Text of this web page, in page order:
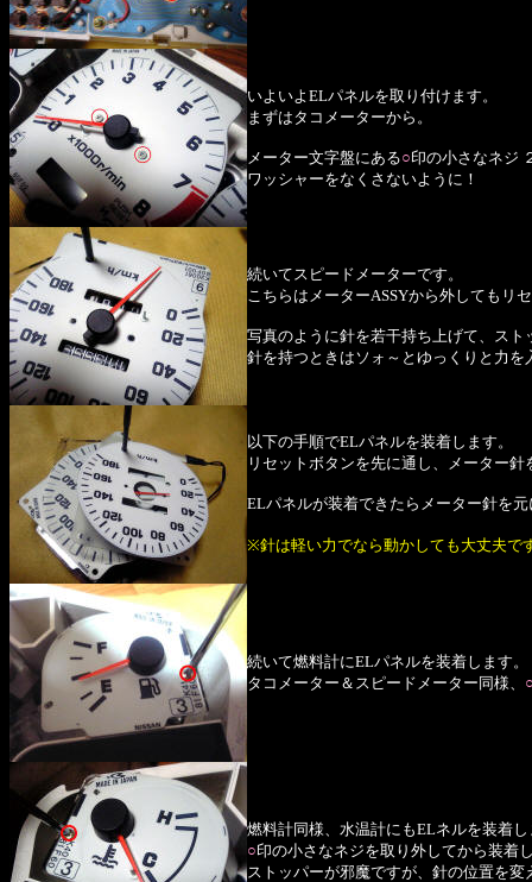
いよいよELパネルを取り付けます。
まずはタコメーターから。
メーター文字盤にある○印の小さなネジ
ワッシャーをなくさないように！
続いてスピードメーターです。
こちらはメーターASSYから外してもリ
写真のように針を若干持ち上げて、ス
針を持つときはソォ～とゆっくりと力
以下の手順でELパネルを装着します。
リセットボタンを先に通し、メーター針
ELパネルが装着できたらメーター針を
※針は軽い力でなら動かしても大丈夫で
続いて燃料計にELパネルを装着します。
タコメーター＆スピードメーター同様、
燃料計同様、水温計にもELネルを装着し
○印の小さなネジを取り外してから装着
ストッパーが邪魔ですが、針の位置を